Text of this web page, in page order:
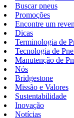
Buscar pneus
Promoções
Encontre um
Dicas
Terminologia de
Tecnologia de
Manutenção de
Nós
Bridgestone
Missão e Valores
Sustentabilidade
Inovação
Notícias